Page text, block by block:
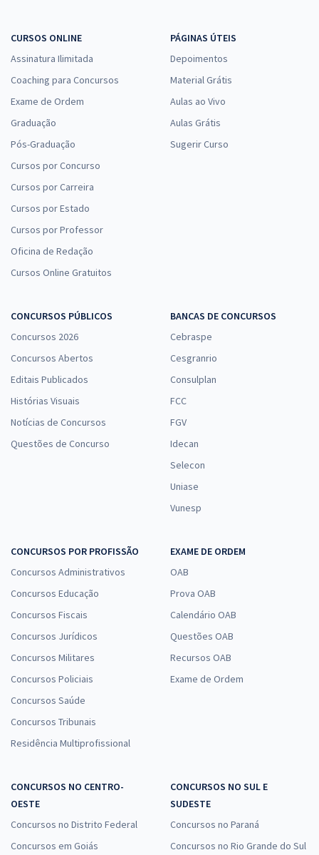
CURSOS ONLINE
Assinatura Ilimitada
Coaching para Concursos
Exame de Ordem
Graduação
Pós-Graduação
Cursos por Concurso
Cursos por Carreira
Cursos por Estado
Cursos por Professor
Oficina de Redação
Cursos Online Gratuitos
PÁGINAS ÚTEIS
Depoimentos
Material Grátis
Aulas ao Vivo
Aulas Grátis
Sugerir Curso
CONCURSOS PÚBLICOS
Concursos 2026
Concursos Abertos
Editais Publicados
Histórias Visuais
Notícias de Concursos
Questões de Concurso
BANCAS DE CONCURSOS
Cebraspe
Cesgranrio
Consulplan
FCC
FGV
Idecan
Selecon
Uniase
Vunesp
CONCURSOS POR PROFISSÃO
Concursos Administrativos
Concursos Educação
Concursos Fiscais
Concursos Jurídicos
Concursos Militares
Concursos Policiais
Concursos Saúde
Concursos Tribunais
Residência Multiprofissional
EXAME DE ORDEM
OAB
Prova OAB
Calendário OAB
Questões OAB
Recursos OAB
Exame de Ordem
CONCURSOS NO CENTRO-
OESTE
Concursos no Distrito Federal
Concursos em Goiás
CONCURSOS NO SUL E
SUDESTE
Concursos no Paraná
Concursos no Rio Grande do Sul